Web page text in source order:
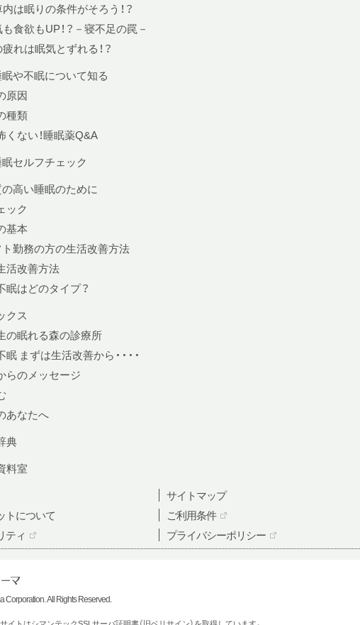
は眠りの条件がそろう！？
食欲もUP！？－寝不足の罠－
れは眠気とずれる！？
や不眠について知る
原因
種類
くない！睡眠薬Q&A
セルフチェック
高い睡眠のために
ック
基本
ト勤務の方の生活改善方法
活改善方法
眠はどのタイプ？
クス
の眠れる森の診療所
まずは生活改善から・・・・
らのメッセージ
あなたへ
典
料室
サイトマップ
トについて
ご利用条件
ティ
プライバシーポリシー
Corporation. All Rights Reserved.